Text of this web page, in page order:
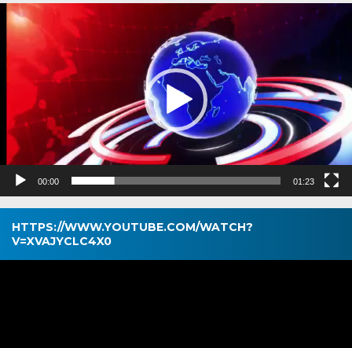
Pemutar
Video
00:00 01:23
HTTPS://WWW.YOUTUBE.COM/WATCH?
V=XVAJYCLC4X0
Pemutar